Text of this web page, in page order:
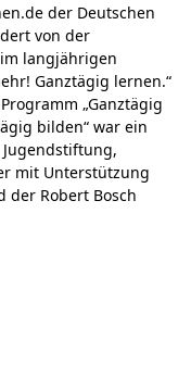
der Deutschen
von der
langjährigen
Ganztägig lernen.“
„Ganztägig
bilden“ war ein
mit Unterstützung
der Robert Bosch